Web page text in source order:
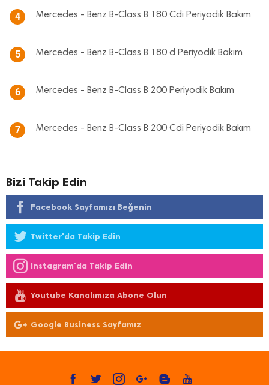
4 Mercedes - Benz B-Class B 180 Cdi Periyodik Bakım
5 Mercedes - Benz B-Class B 180 d Periyodik Bakım
6 Mercedes - Benz B-Class B 200 Periyodik Bakım
7 Mercedes - Benz B-Class B 200 Cdi Periyodik Bakım
Bizi Takip Edin
Facebook Sayfamızı Beğenin
Twitter'da Takip Edin
Instagram'da Takip Edin
Youtube Kanalımıza Abone Olun
Google Business Sayfamız